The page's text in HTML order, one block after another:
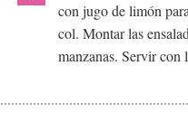
con jugo de limón
col. Montar las
manzanas. Servir con